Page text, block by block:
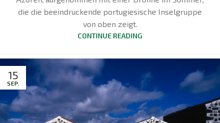
die die beeindruckende portugiesische Inselgruppe
von oben zeigt.
CONTINUE READING
15
SEP.